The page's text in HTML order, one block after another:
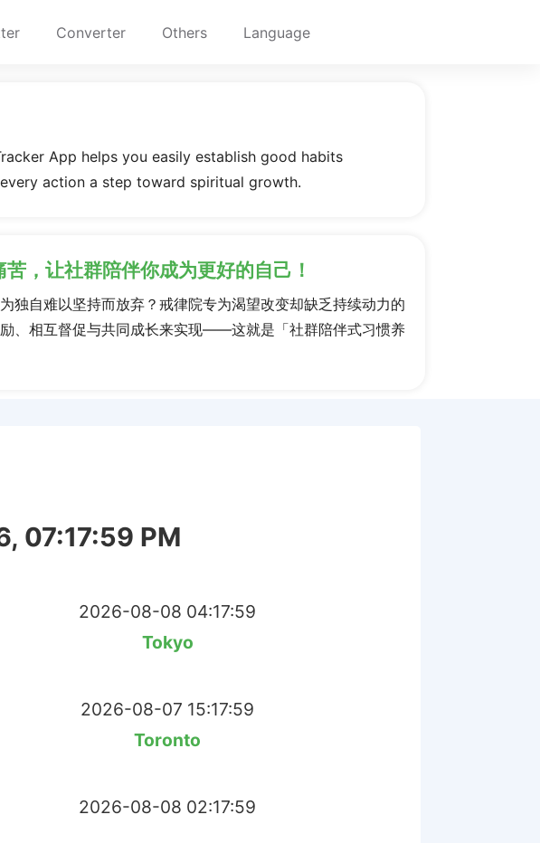
Converter Others Language
App helps you easily establish good habits
action a step toward spiritual growth.
，让社群陪伴你成为更好的自己！
独自难以坚持而放弃？戒律院专为渴望改变却缺乏持续动力的
、相互督促与共同成长来实现——这就是「社群陪伴式习惯养
07:17:59 PM
2026-08-08 04:17:59
Tokyo
2026-08-07 15:17:59
Toronto
2026-08-08 02:17:59